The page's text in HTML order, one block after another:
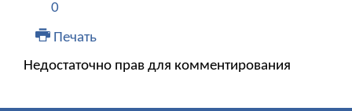
0
Печать
Недостаточно прав для комментирования